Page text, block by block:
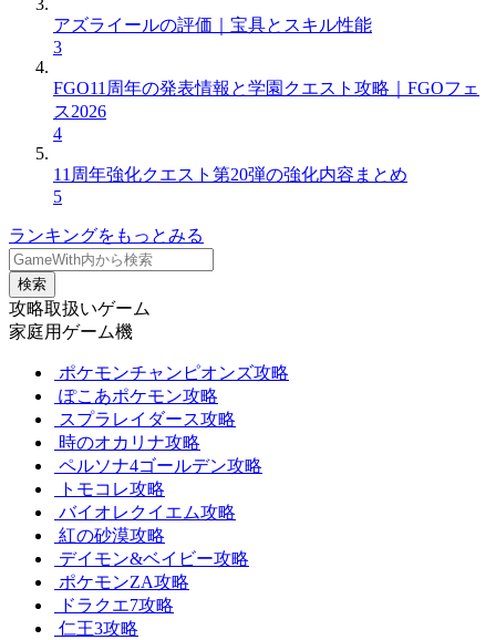
アズライールの評価｜宝具とスキル性能
3
FGO11周年の発表情報と学園クエスト攻略｜FGOフェ
ス2026
4
11周年強化クエスト第20弾の強化内容まとめ
5
ランキングをもっとみる
検索
攻略取扱いゲーム
家庭用ゲーム機
ポケモンチャンピオンズ攻略
ぽこあポケモン攻略
スプラレイダース攻略
時のオカリナ攻略
ペルソナ4ゴールデン攻略
トモコレ攻略
バイオレクイエム攻略
紅の砂漠攻略
デイモン&ベイビー攻略
ポケモンZA攻略
ドラクエ7攻略
仁王3攻略